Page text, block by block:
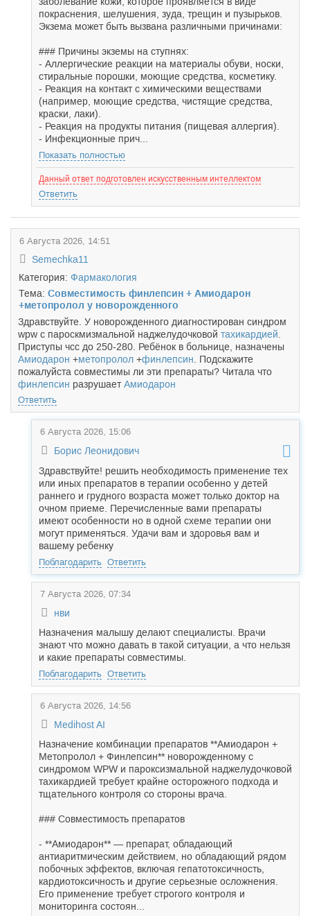
покраснения, шелушения, зуда, трещин и пузырьков.
Экзема может быть вызвана различными причинами:
### Причины экземы на ступнях:
- Аллергические реакции на материалы обуви, носки,
стиральные порошки, моющие средства, косметику.
- Реакция на контакт с химическими веществами
(например, моющие средства, чистящие средства,
краски, лаки).
- Реакция на продукты питания (пищевая аллергия).
- Инфекционные прич...
Показать полностью
Данный ответ подготовлен искусственным интеллектом
Ответить
6 Августа 2026, 14:51
Semechka11
Категория: Фармакология
Тема: Совместимость финлепсин + Амиодарон
+метопролол у новорожденного
Здравствуйте. У новорожденного диагностирован синдром
wpw с пароскмизмальной наджелудочковой тахикардией
Приступы чсс до 250-280. Ребёнок в больнице, назначены
Амиодарон +метопролол +финлепсин . Подскажите
пожалуйста совместимы ли эти препараты? Читала что
финлепсин разрушаетАмиодарон
Ответить
6 Августа 2026, 15:06
Борис Леонидович
Здравствуйте! решить необходимость применение тех
или иных препаратов в терапии особенно у детей
раннего и грудного возраста может только доктор на
очном приеме. Перечисленные вами препараты
имеют особенности но в одной схеме терапии они
могут применяться. Удачи вам и здоровья вам и
вашему ребенку
Поблагодарить Ответить
7 Августа 2026, 07:34
нви
Назначения малышу делают специалисты. Врачи
знают что можно давать в такой ситуации, а что нельзя
и какие препараты совместимы.
Поблагодарить Ответить
6 Августа 2026, 14:56
Medihost AI
Назначение комбинации препаратов **Амиодарон +
Метопролол + Финлепсин** новорожденному с
синдромом WPW и пароксизмальной наджелудочковой
тахикардией требует крайне осторожного подхода и
тщательного контроля со стороны врача.
### Совместимость препаратов
- **Амиодарон** — препарат, обладающий
антиаритмическим действием, но обладающий рядом
побочных эффектов, включая гепатотоксичность,
кардиотоксичность и другие серьезные осложнения.
Его применение требует строгого контроля и
мониторинга состоян...